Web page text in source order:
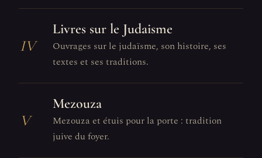
IV
Livres sur le Judaisme
Ouvrages sur le judaïsme, son histoire, ses
textes et ses traditions.
V
Mezouza
Mezouza et étuis pour la porte : tradition
juive du foyer.